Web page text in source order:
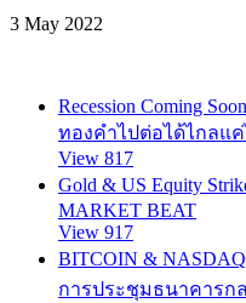
3 May 2022
Recession Coming
ทองคำไปต่อได้ไกลแค่
View 817
Gold & US Equity
MARKET BEAT
View 917
BITCOIN &
การประชุมธนาคารก